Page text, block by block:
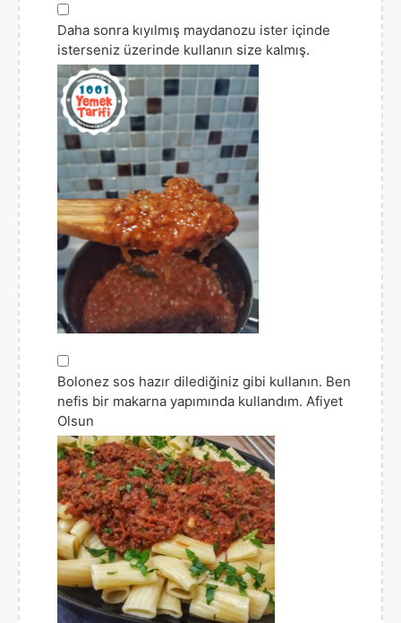
▢
Daha sonra kıyılmış maydanozu ister içinde
isterseniz üzerinde kullanın size kalmış.
▢
Bolonez sos hazır dilediğiniz gibi kullanın. Ben
nefis bir makarna yapımında kullandım. Afiyet
Olsun